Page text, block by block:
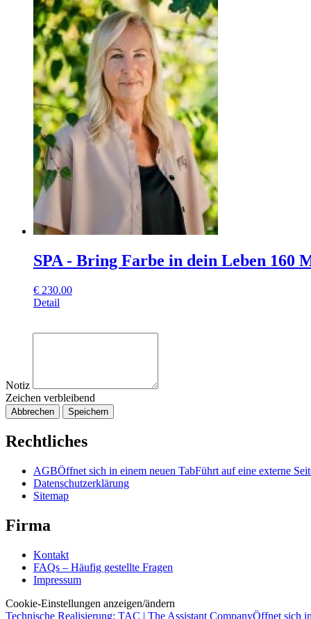
SPA - Bring Farbe in dein Leben 160
€ 230.00
Detail
Notiz
Zeichen verbleibend
Abbrechen Speichern
Rechtliches
AGBÖffnet sich in einem neuen TabFührt auf eine externe
Datenschutzerklärung
Sitemap
Firma
Kontakt
FAQs – Häufig gestellte Fragen
Impressum
Cookie-Einstellungen anzeigen/ändern
Technische Realisierung: TAC | The Assistant CompanyÖffnet sich